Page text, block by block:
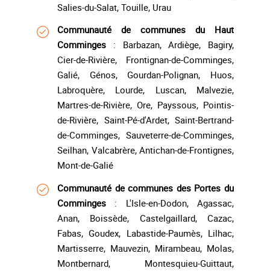
Salies-du-Salat, Touille, Urau
Communauté de communes du Haut
Comminges : Barbazan, Ardiège, Bagiry,
Cier-de-Rivière, Frontignan-de-Comminges,
Galié, Génos, Gourdan-Polignan, Huos,
Labroquère, Lourde, Luscan, Malvezie,
Martres-de-Rivière, Ore, Payssous, Pointis-
de-Rivière, Saint-Pé-d'Ardet, Saint-Bertrand-
de-Comminges, Sauveterre-de-Comminges,
Seilhan, Valcabrère, Antichan-de-Frontignes,
Mont-de-Galié
Communauté de communes des Portes du
Comminges : L'Isle-en-Dodon, Agassac,
Anan, Boissède, Castelgaillard, Cazac,
Fabas, Goudex, Labastide-Paumès, Lilhac,
Martisserre, Mauvezin, Mirambeau, Molas,
Montbernard, Montesquieu-Guittaut,